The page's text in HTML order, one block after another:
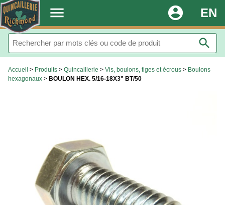
. menu EN
account_circle
search
Accueil > Produits > Quincaillerie > Vis, boulons, tiges et écrous > Boulons
hexagonaux > BOULON HEX. 5/16-18X3" BT/50